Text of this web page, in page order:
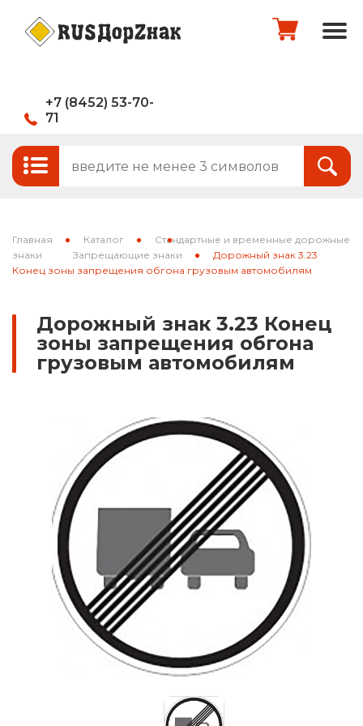
+7 (8452) 53-70-
71
Оформить заказ
Итого:Стандартные и временные дорожные
Знаки на щитах
Каркасные знаки
Паспорта объектов (щиты для
национальных проектов)
Светодиодные дорожные знаки
Дорожные знаки с внутренней подсветкой
Заградительные светодиодные знаки
Передвижные заградительные знаки
Опоры дорожных знаков (Стойки)
Крепления для дорожных знаков (Хомуты)
Переносные опоры
Светодиодные знаки на солнечной
Главная Каталог
Стандартные и временные дорожные
знаки
Запрещающие знаки
Дорожный знак 3.23
Конец зоны запрещения обгона грузовым автомобилям
Дорожный знак 3.23 Конец
зоны запрещения обгона
грузовым автомобилям